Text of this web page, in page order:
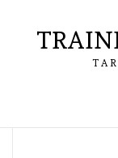
content